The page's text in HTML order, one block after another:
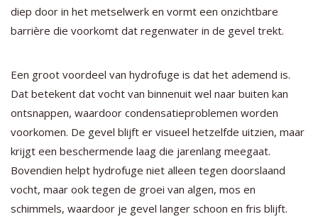
diep door in het metselwerk en vormt een onzichtbare
barrière die voorkomt dat regenwater in de gevel trekt.
Een groot voordeel van hydrofuge is dat het ademend is.
Dat betekent dat vocht van binnenuit wel naar buiten kan
ontsnappen, waardoor condensatieproblemen worden
voorkomen. De gevel blijft er visueel hetzelfde uitzien, maar
krijgt een beschermende laag die jarenlang meegaat.
Bovendien helpt hydrofuge niet alleen tegen doorslaand
vocht, maar ook tegen de groei van algen, mos en
schimmels, waardoor je gevel langer schoon en fris blijft.